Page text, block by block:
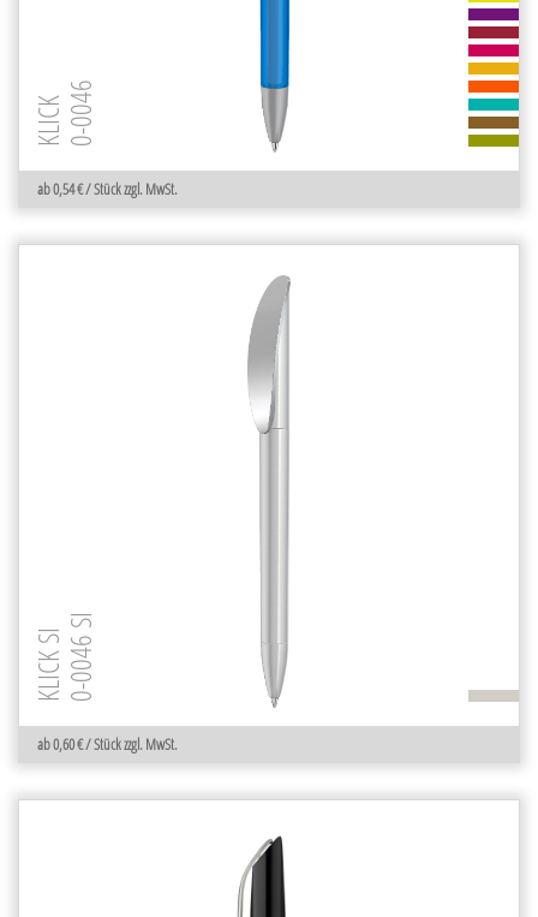
ab 0,54 € / Stück zzgl. MwSt.
KLICK 0-0046
ab 0,60 € / Stück zzgl. MwSt.
KLICK SI0-0046 SI